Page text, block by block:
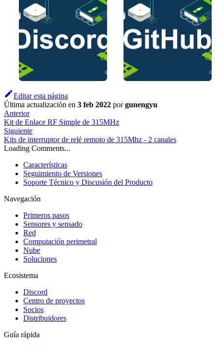
Editar esta página
Última actualización en 3 feb 2022 porgunengyu
Anterior
Kit de Enlace RF Simple de 315MHz
Siguiente
Kits de interruptor de relé remoto de 315Mhz - 2 canales
Loading Comments...
Características
Seguimiento de Versiones
Soporte Técnico y Discusión del Producto
Navegación
Primeros pasos
Sensores y sensado
Red
Computación perimetral
Nube
Soluciones
Ecosistema
Discord
Centro de proyectos
Socios
Distribuidores
Guía rápida